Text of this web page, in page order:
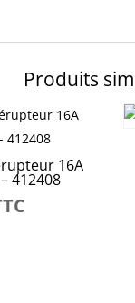
Produits
16A
412408